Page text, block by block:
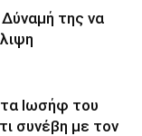
Δύναμή της να
Ιωσήφ του
συνέβη με τον